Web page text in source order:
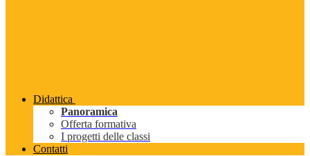
Didattica
Panoramica
Offerta formativa
I progetti delle classi
Contatti